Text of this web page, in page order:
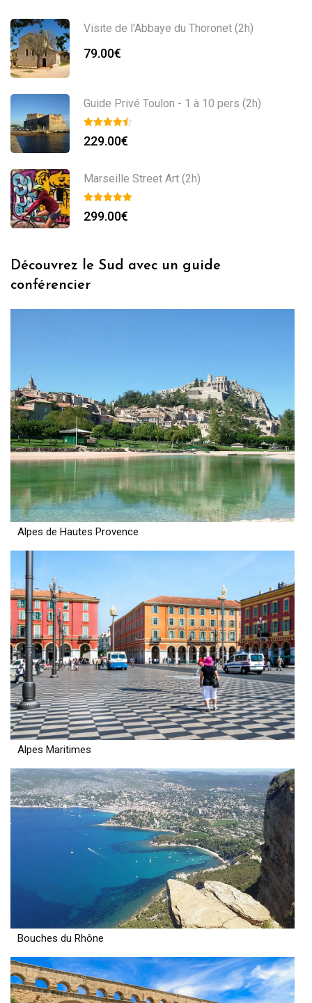
Visite de l'Abbaye du Thoronet (2h)
79.00€
Guide Privé Toulon - 1 à 10 pers (2h)
229.00€
Marseille Street Art (2h)
299.00€
Découvrez le Sud avec un guide
conférencier
Alpes de Hautes Provence
Alpes Maritimes
Bouches du Rhône